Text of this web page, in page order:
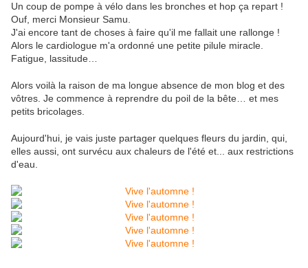
Un coup de pompe à vélo dans les bronches et hop ça repart !
Ouf, merci Monsieur Samu.
J'ai encore tant de choses à faire qu'il me fallait une rallonge !
Alors le cardiologue m'a ordonné une petite pilule miracle.
Fatigue, lassitude…
Alors voilà la raison de ma longue absence de mon blog et des
vôtres. Je commence à reprendre du poil de la bête… et mes
petits bricolages.
Aujourd'hui, je vais juste partager quelques fleurs du jardin, qui,
elles aussi, ont survécu aux chaleurs de l'été et... aux restrictions
d'eau.